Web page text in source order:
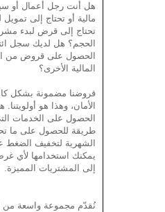
هل أنت رجل أعمال أو
مالية أو تحتاج إلى
تحتاج إلى قرض لبدء
الحجم؟ هل لديك سجل
الحصول على قروض من
المالية الأخرى؟
قروضنا مضمونة بشكل
الأمان، وهذا هو
الحصول على الخدمات
طريقة للحصول على ما
الشهرية لتخفيف الضغط
يمكنك استخدامها لأي
إلى المشتريات المميزة.
نُقدّم مجموعة واسعة من